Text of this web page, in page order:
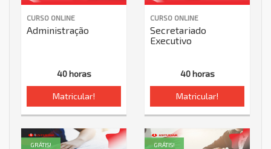
CURSO ONLINE
Administração
40 horas
Matricular!
CURSO ONLINE
Secretariado
Executivo
40 horas
Matricular!
GRÁTIS! GRÁTIS!